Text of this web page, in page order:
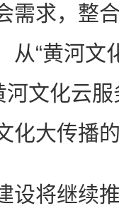
需求，整
从“黄河文
河文化云
化大传播
设将继续